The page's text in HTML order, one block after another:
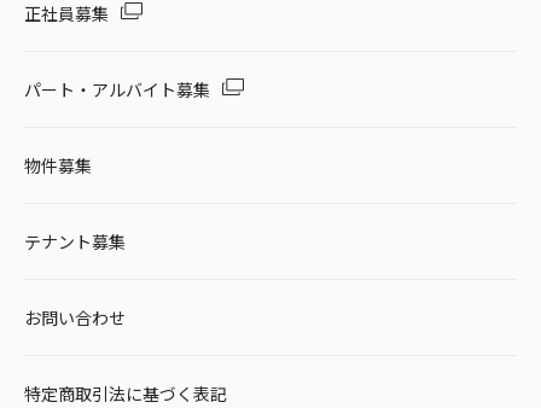
正社員募集
パート・アルバイト募集
物件募集
テナント募集
お問い合わせ
特定商取引法に基づく表記